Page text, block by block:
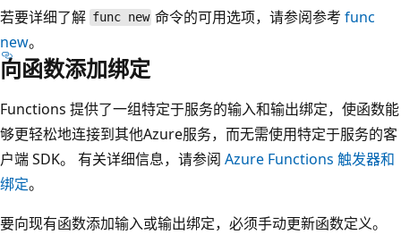
若要详细了解 func new 命令的可用选项，请参阅参考func
new。
向函数添加绑定
Functions 提供了一组特定于服务的输入和输出绑定，使函数能
够更轻松地连接到其他Azure服务，而无需使用特定于服务的客
户端 SDK。 有关详细信息，请参阅 Azure Functions 触发器和
绑定。
要向现有函数添加输入或输出绑定，必须手动更新函数定义。